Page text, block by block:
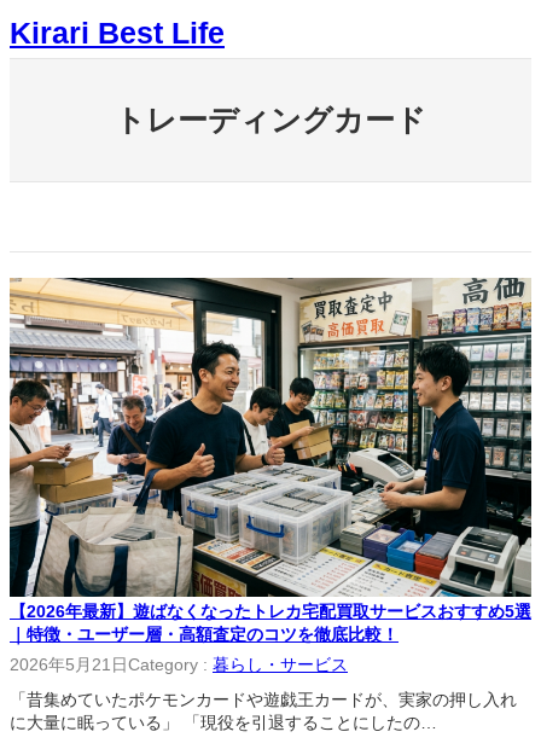
内
容
Kirari Best Life
トレーディングカード
【2026年最新】遊ばなくなったトレカ宅配買取サービスおすすめ5選
｜特徴・ユーザー層・高額査定のコツを徹底比較！
2026年5月21日Category : 暮らし・サービス
「昔集めていたポケモンカードや遊戯王カードが、実家の押し入れ
に大量に眠っている」 「現役を引退することにしたの…